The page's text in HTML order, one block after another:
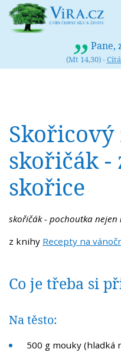
Pane,
(Mt 14,30) -
Skořicový
skořičák -
skořice
skořičák - pochoutka nejen
z knihy Recepty na
Co je třeba si
Na těsto:
500 g mouky (hladká